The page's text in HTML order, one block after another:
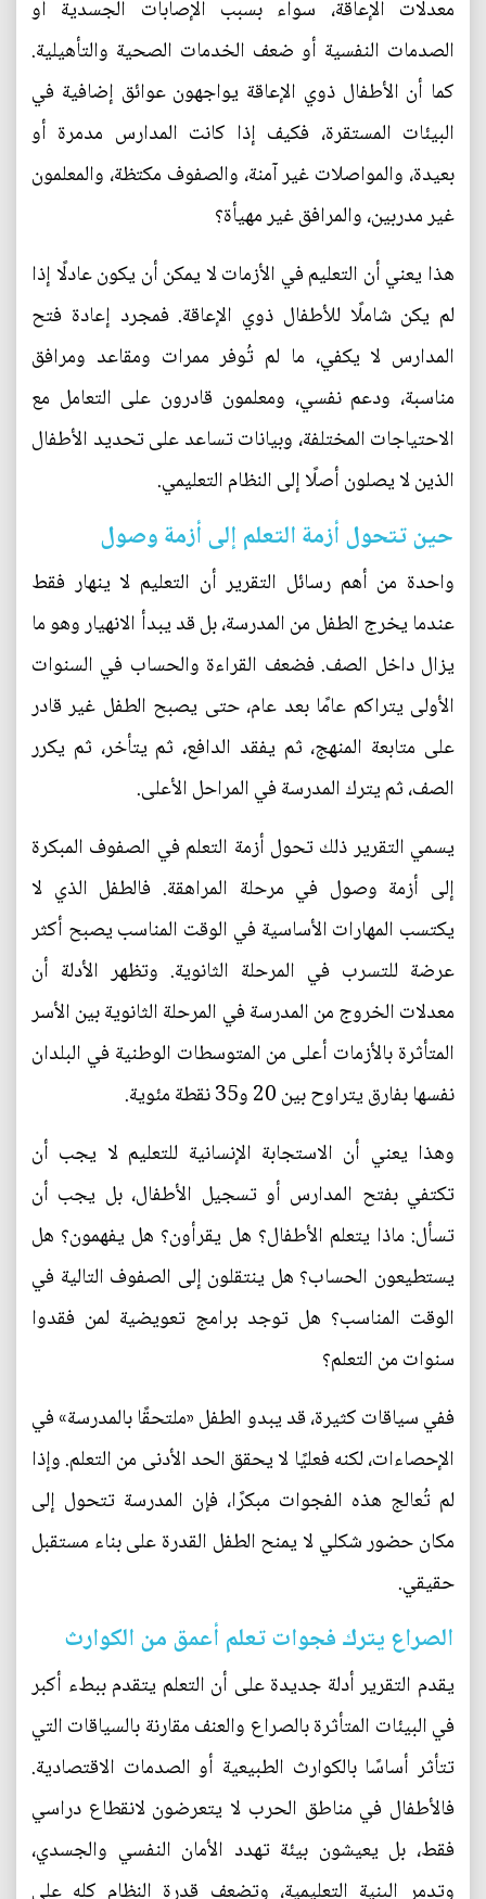
معدلات الإعاقة، سواء بسبب الإصابات الجسدية أو
الصدمات النفسية أو ضعف الخدمات الصحية والتأهيلية.
كما أن الأطفال ذوي الإعاقة يواجهون عوائق إضافية في
البيئات المستقرة، فكيف إذا كانت المدارس مدمرة أو
بعيدة، والمواصلات غير آمنة، والصفوف مكتظة، والمعلمون
غير مدربين، والمرافق غير مهيأة؟
هذا يعني أن التعليم في الأزمات لا يمكن أن يكون عادلًا إذا
لم يكن شاملًا للأطفال ذوي الإعاقة. فمجرد إعادة فتح
المدارس لا يكفي، ما لم تُوفر ممرات ومقاعد ومرافق
مناسبة، ودعم نفسي، ومعلمون قادرون على التعامل مع
الاحتياجات المختلفة، وبيانات تساعد على تحديد الأطفال
الذين لا يصلون أصلًا إلى النظام التعليمي.
حين تتحول أزمة التعلم إلى أزمة وصول
واحدة من أهم رسائل التقرير أن التعليم لا ينهار فقط
عندما يخرج الطفل من المدرسة، بل قد يبدأ الانهيار وهو ما
يزال داخل الصف. فضعف القراءة والحساب في السنوات
الأولى يتراكم عامًا بعد عام، حتى يصبح الطفل غير قادر
على متابعة المنهج، ثم يفقد الدافع، ثم يتأخر، ثم يكرر
الصف، ثم يترك المدرسة في المراحل الأعلى.
يسمي التقرير ذلك تحول أزمة التعلم في الصفوف المبكرة
إلى أزمة وصول في مرحلة المراهقة. فالطفل الذي لا
يكتسب المهارات الأساسية في الوقت المناسب يصبح أكثر
عرضة للتسرب في المرحلة الثانوية. وتظهر الأدلة أن
معدلات الخروج من المدرسة في المرحلة الثانوية بين الأسر
المتأثرة بالأزمات أعلى من المتوسطات الوطنية في البلدان
نفسها بفارق يتراوح بين 20 و35 نقطة مئوية.
وهذا يعني أن الاستجابة الإنسانية للتعليم لا يجب أن
تكتفي بفتح المدارس أو تسجيل الأطفال، بل يجب أن
تسأل: ماذا يتعلم الأطفال؟ هل يقرأون؟ هل يفهمون؟ هل
يستطيعون الحساب؟ هل ينتقلون إلى الصفوف التالية في
الوقت المناسب؟ هل توجد برامج تعويضية لمن فقدوا
سنوات من التعلم؟
ففي سياقات كثيرة، قد يبدو الطفل «ملتحقًا بالمدرسة» في
الإحصاءات، لكنه فعليًا لا يحقق الحد الأدنى من التعلم. وإذا
لم تُعالج هذه الفجوات مبكرًا، فإن المدرسة تتحول إلى
مكان حضور شكلي لا يمنح الطفل القدرة على بناء مستقبل
حقيقي.
الصراع يترك فجوات تعلم أعمق من الكوارث
يقدم التقرير أدلة جديدة على أن التعلم يتقدم ببطء أكبر
في البيئات المتأثرة بالصراع والعنف مقارنة بالسياقات التي
تتأثر أساسًا بالكوارث الطبيعية أو الصدمات الاقتصادية.
فالأطفال في مناطق الحرب لا يتعرضون لانقطاع دراسي
فقط، بل يعيشون بيئة تهدد الأمان النفسي والجسدي،